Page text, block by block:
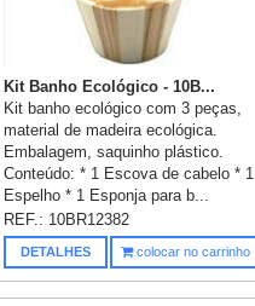
Kit Banho Ecológico - 10B...
Kit banho ecológico com 3 peças,
material de madeira ecológica.
Embalagem, saquinho plástico.
Conteúdo: * 1 Escova de cabelo * 1
Espelho * 1 Esponja para b...
REF.: 10BR12382
DETALHES colocar no carrinho